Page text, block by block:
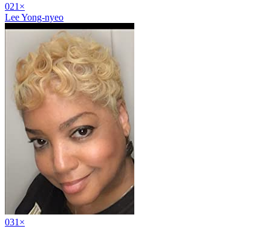
021 ×
Lee Yong-nyeo
031 ×